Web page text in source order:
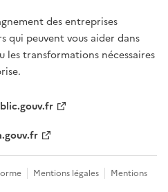
des entreprises
qui peuvent vous aider dans
les transformations nécessaires
Mentions légales Mentions